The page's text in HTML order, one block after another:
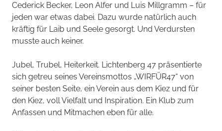
Cederick Becker, Leon Alfer und Luis Millgramm – für
jeden war etwas dabei. Dazu wurde natürlich auch
kräftig für Laib und Seele gesorgt. Und Verdursten
musste auch keiner.
Jubel, Trubel, Heiterkeit. Lichtenberg 47 präsentierte
sich getreu seines Vereinsmottos „WIRFÜR47“ von
seiner besten Seite, ein Verein aus dem Kiez und für
den Kiez, voll Vielfalt und Inspiration. Ein Klub zum
Anfassen und Mitmachen eben für alle.